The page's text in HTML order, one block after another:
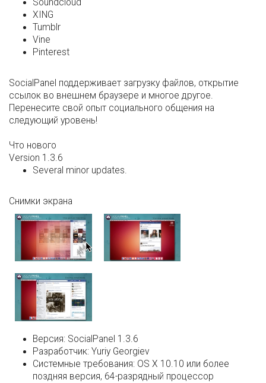
XING
Tumblr
Vine
Pinterest
SocialPanel поддерживает загрузку файлов, открытие
ссылок во внешнем браузере и многое другое.
Перенесите свой опыт социального общения на
следующий уровень!
Что нового
Version 1.3.6
Several minor updates.
Снимки экрана
Версия: SocialPanel 1.3.6
Разработчик: Yuriy Georgiev
Системные требования: OS X 10.10 или более
поздняя версия, 64-разрядный процессор